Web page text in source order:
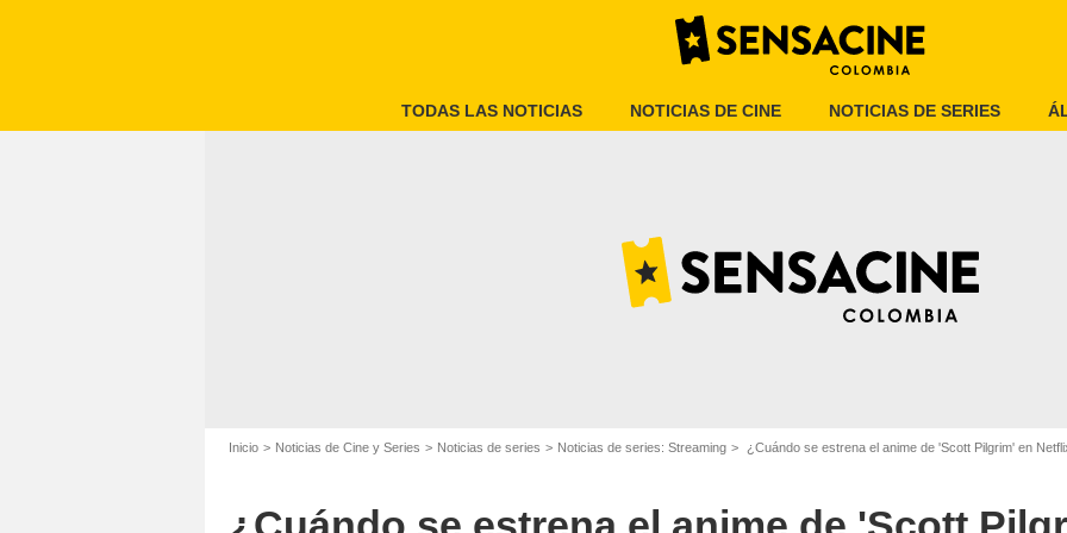
TODAS LAS NOTICIAS NOTICIAS DE CINE NOTICIAS DE SERIES
Inicio Noticias de Cine y Series Noticias de series Noticias de series: Streaming ¿Cuándo se estrena el anime de 'Scott Pilgrim' en